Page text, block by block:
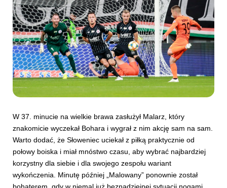
W 37. minucie na wielkie brawa zasłużył Malarz, który
znakomicie wyczekał Bohara i wygrał z nim akcję sam na sam.
Warto dodać, że Słoweniec uciekał z piłką praktycznie od
połowy boiska i miał mnóstwo czasu, aby wybrać najbardziej
korzystny dla siebie i dla swojego zespołu wariant
wykończenia. Minutę później „Malowany” ponownie został
bohaterem, gdy w niemal już beznadziejnej sytuacji nogami